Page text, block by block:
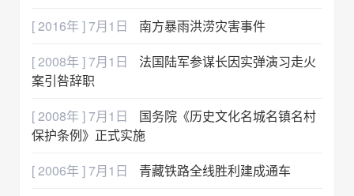
[ 2016年 ] 7月1日
南方暴雨洪涝灾害事件
[ 2008年 ] 7月1日
法国陆军参谋长因实弹演习走火
案引咎辞职
[ 2008年 ] 7月1日
国务院《历史文化名城名镇名村
保护条例》正式实施
[ 2006年 ] 7月1日
青藏铁路全线胜利建成通车